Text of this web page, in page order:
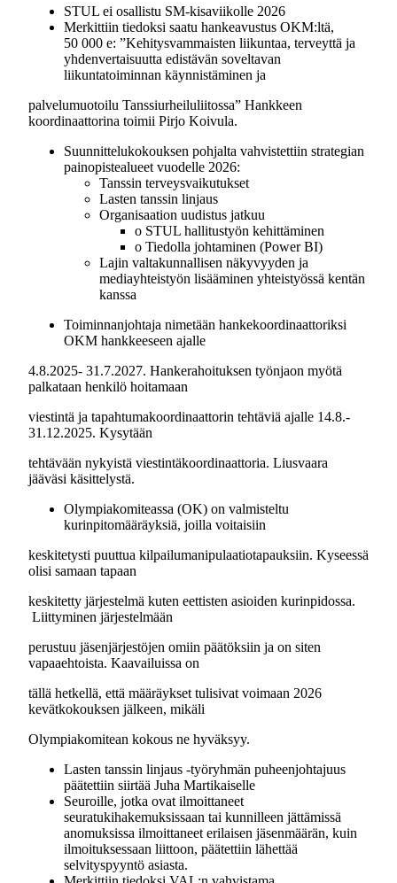
STUL ei osallistu SM-kisaviikolle 2026
Merkittiin tiedoksi saatu hankeavustus OKM:ltä,
50 000 e: ”Kehitysvammaisten liikuntaa, terveyttä ja
yhdenvertaisuutta edistävän soveltavan
liikuntatoiminnan käynnistäminen ja
palvelumuotoilu Tanssiurheiluliitossa” Hankkeen
koordinaattorina toimii Pirjo Koivula.
Suunnittelukokouksen pohjalta vahvistettiin strategian
painopistealueet vuodelle 2026:
Tanssin terveysvaikutukset
Lasten tanssin linjaus
Organisaation uudistus jatkuu
o STUL hallitustyön kehittäminen
o Tiedolla johtaminen (Power BI)
Lajin valtakunnallisen näkyvyyden ja
mediayhteistyön lisääminen yhteistyössä kentän
kanssa
Toiminnanjohtaja nimetään hankekoordinaattoriksi
OKM hankkeeseen ajalle
4.8.2025- 31.7.2027. Hankerahoituksen työnjaon myötä
palkataan henkilö hoitamaan
viestintä ja tapahtumakoordinaattorin tehtäviä ajalle 14.8.-
31.12.2025. Kysytään
tehtävään nykyistä viestintäkoordinaattoria. Liusvaara
jääväsi käsittelystä.
Olympiakomiteassa (OK) on valmisteltu
kurinpitomääräyksiä, joilla voitaisiin
keskitetysti puuttua kilpailumanipulaatiotapauksiin. Kyseessä
olisi samaan tapaan
keskitetty järjestelmä kuten eettisten asioiden kurinpidossa.
Liittyminen järjestelmään
perustuu jäsenjärjestöjen omiin päätöksiin ja on siten
vapaaehtoista. Kaavailuissa on
tällä hetkellä, että määräykset tulisivat voimaan 2026
kevätkokouksen jälkeen, mikäli
Olympiakomitean kokous ne hyväksyy.
Lasten tanssin linjaus -työryhmän puheenjohtajuus
päätettiin siirtää Juha Martikaiselle
Seuroille, jotka ovat ilmoittaneet
seuratukihakemuksissaan tai kunnilleen jättämissä
anomuksissa ilmoittaneet erilaisen jäsenmäärän, kuin
ilmoituksessaan liittoon, päätettiin lähettää
selvityspyyntö asiasta.